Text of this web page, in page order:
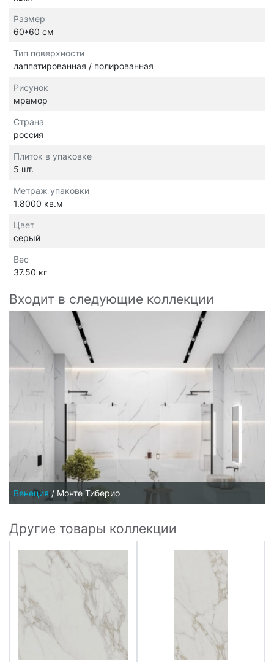
Размер
60*60 см
Тип поверхности
лаппатированная / полированная
Рисунок
мрамор
Страна
россия
Плиток в упаковке
5 шт.
Метраж упаковки
1.8000 кв.м
Цвет
серый
Вес
37.50 кг
Входит в следующие коллекции
Венеция / Монте Тиберио
Другие товары коллекции